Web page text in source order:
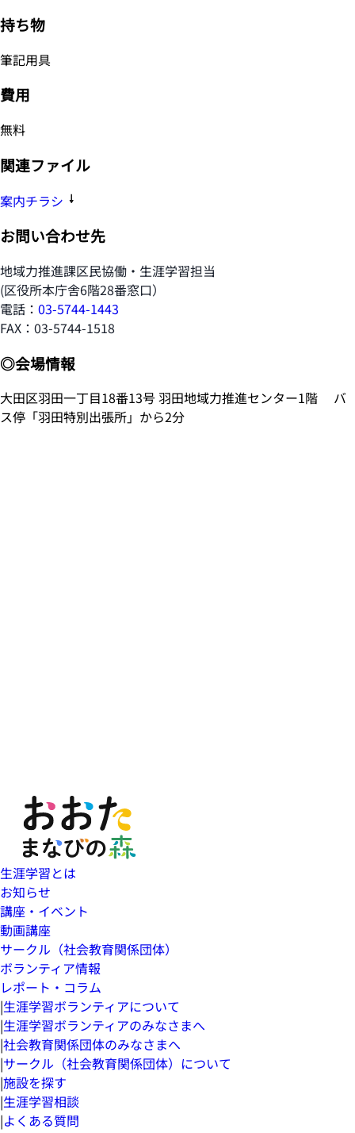
持ち物
筆記用具
費用
無料
関連ファイル
案内チラシ
お問い合わせ先
地域力推進課区民協働・生涯学習担当
(区役所本庁舎6階28番窓口）
電話： 03-5744-1443
FAX：03-5744-1518
◎会場情報
大田区羽田一丁目18番13号 羽田地域力推進センター1階 バ
ス停「羽田特別出張所」から2分
生涯学習とは
お知らせ
講座・イベント
動画講座
サークル（社会教育関係団体）
ボランティア情報
レポート・コラム
|生涯学習ボランティアについて
|生涯学習ボランティアのみなさまへ
|社会教育関係団体のみなさまへ
|サークル（社会教育関係団体）について
|施設を探す
|生涯学習相談
|よくある質問